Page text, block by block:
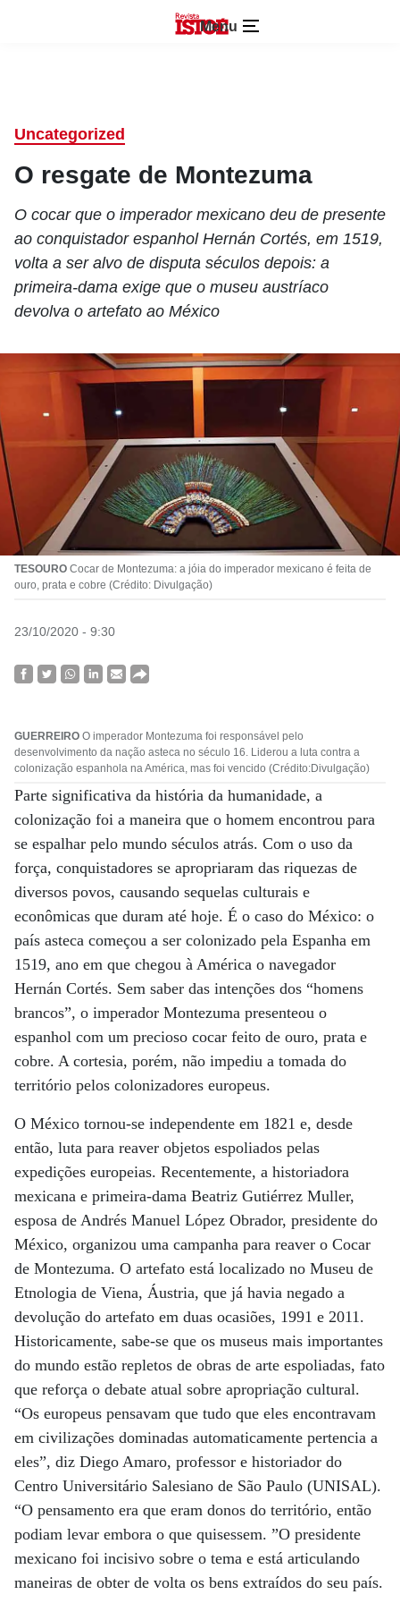
Menu
Uncategorized
O resgate de Montezuma
O cocar que o imperador mexicano deu de presente
ao conquistador espanhol Hernán Cortés, em 1519,
volta a ser alvo de disputa séculos depois: a
primeira-dama exige que o museu austríaco
devolva o artefato ao México
TESOURO Cocar de Montezuma: a jóia do imperador mexicano é feita de
ouro, prata e cobre (Crédito: Divulgação)
23/10/2020 - 9:30
GUERREIRO O imperador Montezuma foi responsável pelo
desenvolvimento da nação asteca no século 16. Liderou a luta contra a
colonização espanhola na América, mas foi vencido (Crédito:Divulgação)
Parte significativa da história da humanidade, a
colonização foi a maneira que o homem encontrou para
se espalhar pelo mundo séculos atrás. Com o uso da
força, conquistadores se apropriaram das riquezas de
diversos povos, causando sequelas culturais e
econômicas que duram até hoje. É o caso do México: o
país asteca começou a ser colonizado pela Espanha em
1519, ano em que chegou à América o navegador
Hernán Cortés. Sem saber das intenções dos “homens
brancos”, o imperador Montezuma presenteou o
espanhol com um precioso cocar feito de ouro, prata e
cobre. A cortesia, porém, não impediu a tomada do
território pelos colonizadores europeus.
O México tornou-se independente em 1821 e, desde
então, luta para reaver objetos espoliados pelas
expedições europeias. Recentemente, a historiadora
mexicana e primeira-dama Beatriz Gutiérrez Muller,
esposa de Andrés Manuel López Obrador, presidente do
México, organizou uma campanha para reaver o Cocar
de Montezuma. O artefato está localizado no Museu de
Etnologia de Viena, Áustria, que já havia negado a
devolução do artefato em duas ocasiões, 1991 e 2011.
Historicamente, sabe-se que os museus mais importantes
do mundo estão repletos de obras de arte espoliadas, fato
que reforça o debate atual sobre apropriação cultural.
“Os europeus pensavam que tudo que eles encontravam
em civilizações dominadas automaticamente pertencia a
eles”, diz Diego Amaro, professor e historiador do
Centro Universitário Salesiano de São Paulo (UNISAL).
“O pensamento era que eram donos do território, então
podiam levar embora o que quisessem. ”O presidente
mexicano foi incisivo sobre o tema e está articulando
maneiras de obter de volta os bens extraídos do seu país.